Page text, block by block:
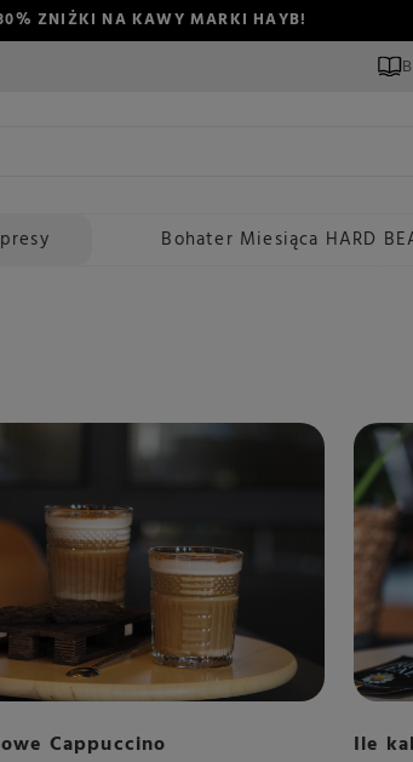
ZNIŻKI NA KAWY MARKI HAYB!
Bohater Miesiąca HARD
Cappuccino Ile